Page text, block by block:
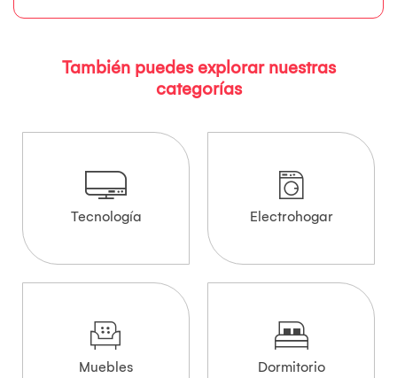
También puedes explorar nuestras
categorías
Tecnología Electrohogar
Muebles Dormitorio